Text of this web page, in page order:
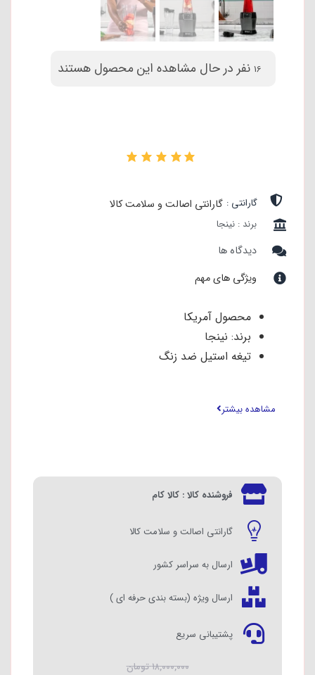
16 نفر در حال مشاهده این محصول هستند
گارانتی : گارانتی اصالت و سلامت کالا
برند : نینجا
دیدگاه ها
ویژگی های مهم
محصول آمریکا
برند: نینجا
تیغه استیل ضد زنگ
مشاهده بیشتر
فروشنده کالا : کالا کام
گارانتی اصالت و سلامت کالا
ارسال به سراسر کشور
ارسال ویژه (بسته بندی حرفه ای )
پشتیبانی سریع
۱۸,۰۰۰,۰۰۰تومان